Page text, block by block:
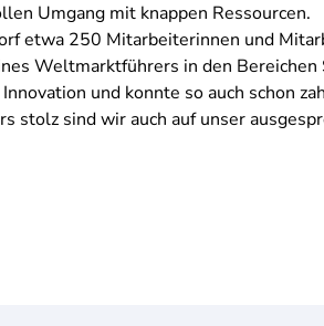
Umgang mit knappen Ressourcen.
etwa 250 Mitarbeiterinnen und
Weltmarktführers in den
und konnte so auch schon
stolz sind wir auch auf unser